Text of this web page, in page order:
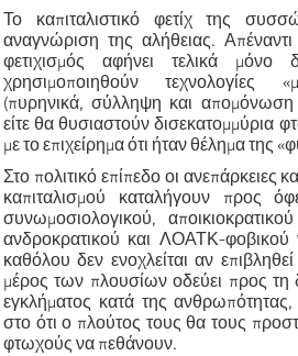
Το καπιταλιστικό φετίχ της
αναγνώριση της αλήθειας.
φετιχισμός αφήνει τελικά μόνο
χρησιμοποιηθούν τεχνολογίες
(πυρηνικά, σύλληψη και απομόνωση
είτε θα θυσιαστούν δισεκατομμύρια
με το επιχείρημα ότι ήταν θέλημα της
Στο πολιτικό επίπεδο οι ανεπάρκειες
καπιταλισμού καταλήγουν προς
συνωμοσιολογικού,
ανδροκρατικού και ΛΟΑΤΚ-φοβικού
καθόλου δεν ενοχλείται αν
μέρος των πλουσίων οδεύει προς τη
εγκλήματος κατά της ανθρωπότητας,
στο ότι ο πλούτος τους θα τους
φτωχούς να πεθάνουν.